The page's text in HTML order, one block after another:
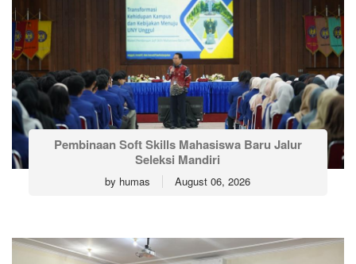
Pembinaan Soft Skills Mahasiswa Baru Jalur
Seleksi Mandiri
by humas August 06, 2026